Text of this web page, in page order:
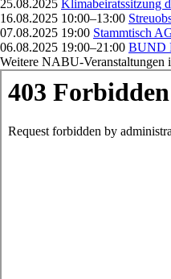
25.08.2025 Klimabeiratssitzung
16.08.2025 10:00–13:00
07.08.2025 19:00 Stammtisch
06.08.2025 19:00–21:00 BUND
Weitere NABU-Veranstaltungen